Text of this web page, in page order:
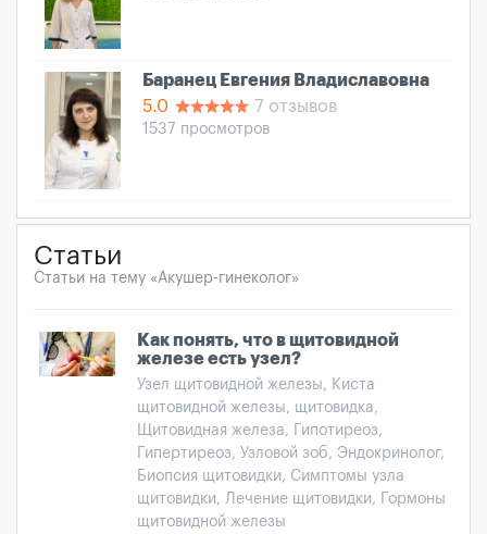
Баранец Евгения Владиславовна
5.0
7 отзывов
1537 просмотров
Статьи
Статьи на тему «Акушер-гинеколог»
Как понять, что в щитовидной
железе есть узел?
Узел щитовидной железы, Киста
щитовидной железы, щитовидка,
Щитовидная железа, Гипотиреоз,
Гипертиреоз, Узловой зоб, Эндокринолог,
Биопсия щитовидки, Симптомы узла
щитовидки, Лечение щитовидки, Гормоны
щитовидной железы